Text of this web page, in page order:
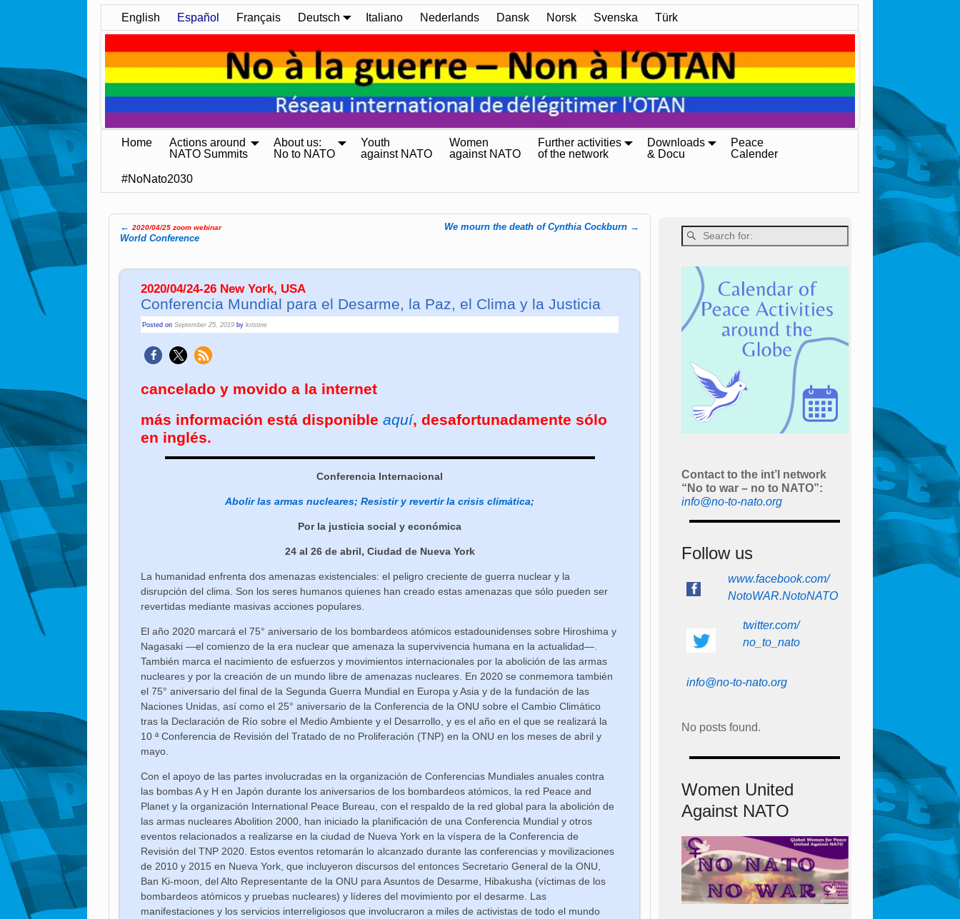
English Español Français Deutsch Italiano Nederlands Dansk Norsk Svenska Türk
Home
Actions around
NATO Summits
About us:
No to NATO
Youth
against NATO
Women
against NATO
Further activities
of the network
Downloads
& Docu
Peace
Calender
#NoNato2030
Post navigation
← 2020/04/25 zoom webinar
World Confe­ren­ce
We mourn the death of Cynthia Cockburn →
2020/04/24-26 New York, USA
Con­fe­ren­cia Mun­dial pa­ra el Des­ar­me, la Paz, el Cli­ma y la Ju­sti­cia
Posted onSeptember 25, 2019 bykristine
cancelado y movido a la internet
más información está disponibleaquí, desafortunadamente sólo
en inglés.
Conferencia Internacional
Abolir las armas nucleares; Resistir y revertir la crisis climática;
Por la justicia social y económica
24 al 26 de abril, Ciudad de Nueva York
La humanidad enfrenta dos amenazas existenciales: el peligro creciente de guerra nuclear y la
disrupción del clima. Son los seres humanos quienes han creado estas amenazas que sólo pueden ser
revertidas mediante masivas acciones populares.
El año 2020 marcará el 75° aniversario de los bombardeos atómicos estadounidenses sobre Hiroshima y
Nagasaki —el comienzo de la era nuclear que amenaza la supervivencia humana en la actualidad—.
También marca el nacimiento de esfuerzos y movimientos internacionales por la abolición de las armas
nucleares y por la creación de un mundo libre de amenazas nucleares. En 2020 se conmemora también
el 75° aniversario del final de la Segunda Guerra Mundial en Europa y Asia y de la fundación de las
Naciones Unidas, así como el 25° aniversario de la Conferencia de la ONU sobre el Cambio Climático
tras la Declaración de Río sobre el Medio Ambiente y el Desarrollo, y es el año en el que se realizará la
10 ª Conferencia de Revisión del Tratado de no Proliferación (TNP) en la ONU en los meses de abril y
mayo.
Con el apoyo de las partes involucradas en la organización de Conferencias Mundiales anuales contra
las bombas A y H en Japón durante los aniversarios de los bombardeos atómicos, la red Peace and
Planet y la organización International Peace Bureau, con el respaldo de la red global para la abolición de
las armas nucleares Abolition 2000, han iniciado la planificación de una Conferencia Mundial y otros
eventos relacionados a realizarse en la ciudad de Nueva York en la víspera de la Conferencia de
Revisión del TNP 2020. Estos eventos retomarán lo alcanzado durante las conferencias y movilizaciones
de 2010 y 2015 en Nueva York, que incluyeron discursos del entonces Secretario General de la ONU,
Ban Ki-moon, del Alto Representante de la ONU para Asuntos de Desarme, Hibakusha (víctimas de los
bombardeos atómicos y pruebas nucleares) y líderes del movimiento por el desarme. Las
manifestaciones y los servicios interreligiosos que involucraron a miles de activistas de todo el mundo
Contact to the int’l network
“No to war – no to NATO”:
info@no-to-nato.org
Follow us
www.facebook.com/
NotoWAR.NotoNATO
twitter.com/
no_to_nato
info@no-to-nato.org
No posts found.
Women United
Against NATO